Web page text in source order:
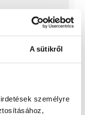
A sütikről
személyre
7 méterig
euro + ÁFA a
en/